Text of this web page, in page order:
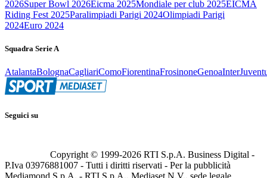
2026Super Bowl 2026Eicma 2025Mondiale per club 2025EICMA
Riding Fest 2025Paralimpiadi Parigi 2024Olimpiadi Parigi
2024Euro 2024
Squadra Serie A
AtalantaBolognaCagliariComoFiorentinaFrosinoneGenoaInter
Seguici su
Copyright © 1999-2026 RTI S.p.A. Business Digital -
P.Iva 03976881007 - Tutti i diritti riservati - Per la pubblicità
Mediamond S.p.A. - RTI S.p.A., Mediaset N.V., sede legale